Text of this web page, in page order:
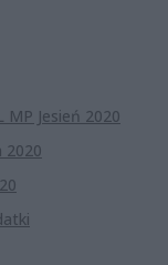
MP Jesień 2020
2020